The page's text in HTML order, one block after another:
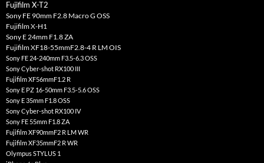
Fujifilm X-T2
Sony FE 90mm F2.8 Macro G OSS
Fujifilm X-H1
Sony E 24mm F1.8 ZA
Fujifilm XF18-55mmF2.8-4 R LM OIS
Sony FE 24-240mm F3.5-6.3 OSS
Sony Cyber-shot RX100 III
Fujifilm XF56mmF1.2 R
Sony E PZ 16-50mm F3.5-5.6 OSS
Sony E 35mm F1.8 OSS
Sony Cyber-shot RX100 IV
Sony FE 55mm F1.8 ZA
Fujifilm XF90mmF2 R LM WR
Fujifilm XF35mmF2 R WR
Olympus STYLUS 1